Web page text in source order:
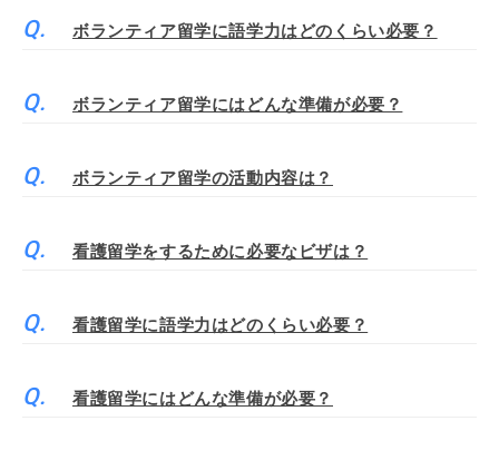
ボランティア留学に語学力はどのくらい必要？
ボランティア留学にはどんな準備が必要？
ボランティア留学の活動内容は？
看護留学をするために必要なビザは？
看護留学に語学力はどのくらい必要？
看護留学にはどんな準備が必要？